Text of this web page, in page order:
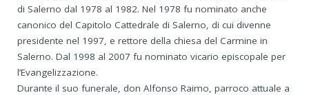
di Salerno dal 1978 al 1982. Nel 1978 fu nominato anche
canonico del Capitolo Cattedrale di Salerno, di cui divenne
presidente nel 1997, e rettore della chiesa del Carmine in
Salerno. Dal 1998 al 2007 fu nominato vicario episcopale per
l’Evangelizzazione.
Durante il suo funerale, don Alfonso Raimo, parroco attuale a